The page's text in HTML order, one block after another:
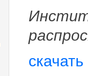
скачать